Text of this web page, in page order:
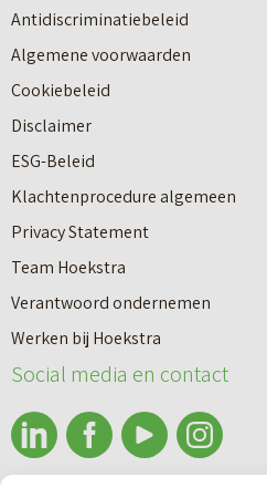
Nieuwbouw
Huren
n
a
a
r
e
e
n
n
i
e
u
o
u
Antidiscriminatiebeleid
Algemene voorwaarden
Cookiebeleid
Disclaimer
ESG-Beleid
Klachtenprocedure algemeen
Privacy Statement
Team Hoekstra
Verantwoord ondernemen
Werken bij Hoekstra
Social media en contact